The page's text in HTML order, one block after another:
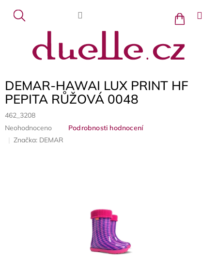
obsah
Nákupní
košík
DEMAR-HAWAI LUX PRINT HF
PEPITA RŮŽOVÁ 0048
462_3208
Průměrné
produktu
Neohodnoceno
Podrobnosti hodnocení
Značka: DEMAR